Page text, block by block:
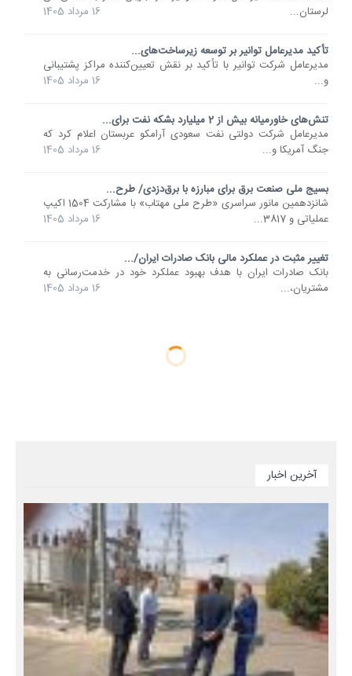
لرستان...
16 مرداد 1405
تأکید مدیرعامل توانیر بر توسعه زیرساخت‌های...
مدیرعامل شرکت توانیر با تأکید بر نقش تعیین‌کننده مراکز پشتیبانی
و...
16 مرداد 1405
تنش‌های خاورمیانه بیش از 2 میلیارد بشکه نفت برای...
مدیرعامل شرکت دولتی نفت سعودی آرامکو عربستان اعلام کرد که
جنگ آمریکا و...
16 مرداد 1405
بسیج ملی صنعت برق برای مبارزه با برق‌دزدی/ طرح...
شانزدهمین مانور سراسری «طرح ملی مهتاب» با مشارکت 1504 اکیپ
عملیاتی و 3817...
16 مرداد 1405
تغییر مثبت در عملکرد مالی بانک صادرات ایران/...
​بانک صادرات ایران با هدف بهبود عملکرد خود در خدمت‌رسانی به
مشتریان،...
16 مرداد 1405
آخرین اخبار